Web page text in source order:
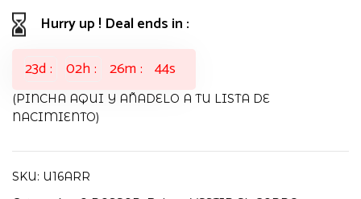
cantidad
Hurry up ! Deal ends in :
23d 02h 26m 43s
(PINCHA AQUI Y AÑADELO A TU LISTA DE
NACIMIENTO)
SKU: U16ARR